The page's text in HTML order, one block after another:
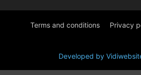
Terms and conditions Privacy
Developed by